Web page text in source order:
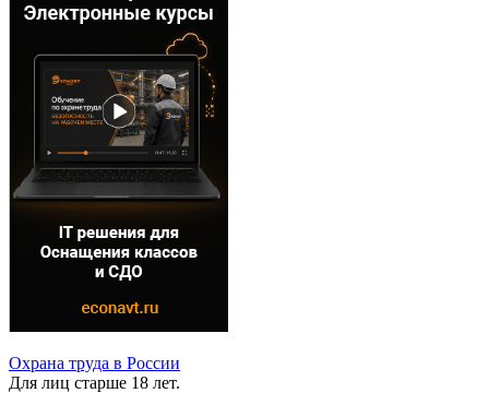
Охрана труда в России
Для лиц старше 18 лет.